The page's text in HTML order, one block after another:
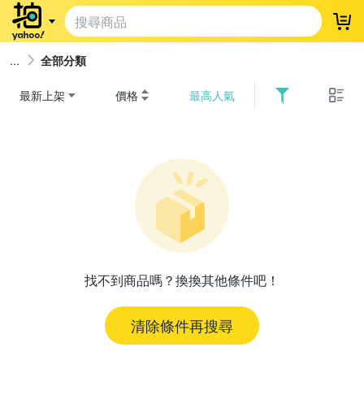
登
全部分類
最新上架 價格 最高人氣
找不到商品嗎？換換其他條件吧！
清除條件再搜尋